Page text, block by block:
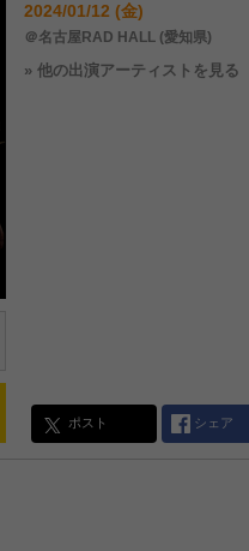
2024/01/12 (金)
＠名古屋RAD HALL (愛知県)
» 他の出演アーティストを見る
ポスト シェア